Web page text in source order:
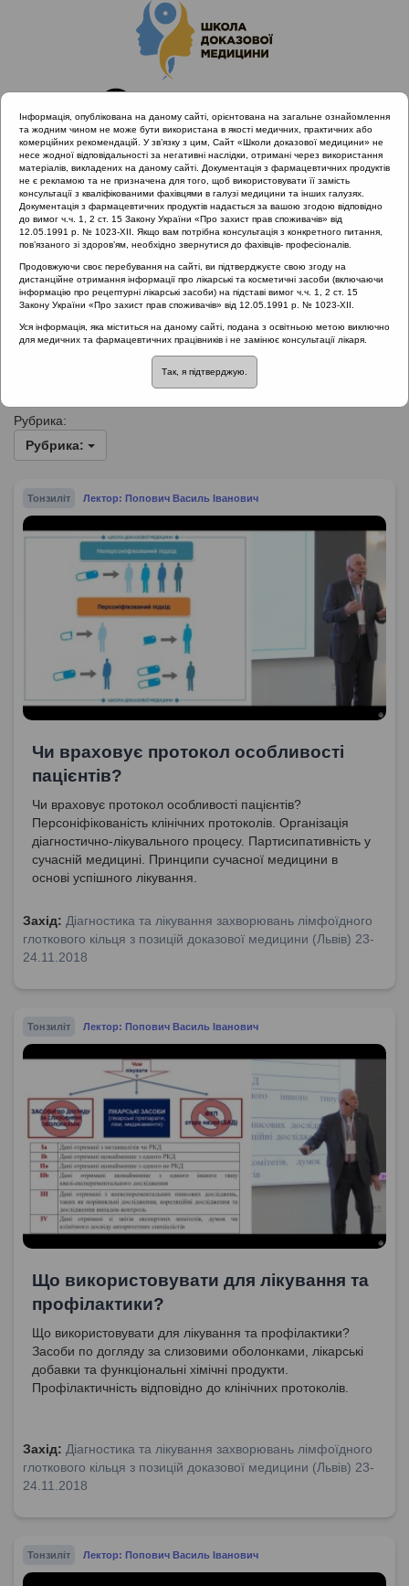
Головна
Проведені заходи
Діагностика та лікування захворювань лімфоїдного
глоткового кільця з позицій доказової медицини (Львів) 23-
Діагностика та лікування
захворювань лімфоїдного глоткового
кільця з позицій доказової медицини
(Львів) 23-24.11.2018
Рубрика:
Рубрика:
Тонзиліт Лектор: Попович Василь Іванович
Чи враховує протокол особливості
пацієнтів?
Чи враховує протокол особливості пацієнтів?
Персоніфікованість клінічних протоколів. Організація
діагностично-лікувального процесу. Партисипативність у
сучасній медицині. Принципи сучасної медицини в
основі успішного лікування.
Захід: Діагностика та лікування захворювань лімфоїдного
глоткового кільця з позицій доказової медицини (Львів) 23-
24.11.2018
Тонзиліт Лектор: Попович Василь Іванович
Що використовувати для лікування та
профілактики?
Що використовувати для лікування та профілактики?
Засоби по догляду за слизовими оболонками, лікарські
добавки та функціональні хімічні продукти.
Профілактичність відповідно до клінічних протоколів.
Захід: Діагностика та лікування захворювань лімфоїдного
глоткового кільця з позицій доказової медицини (Львів) 23-
24.11.2018
Тонзиліт Лектор: Попович Василь Іванович
Інформація, опублікована на даному сайті, орієнтована на загальне ознайомлення
та жодним чином не може бути використана в якості медичних, практичних або
комерційних рекомендацій. У зв’язку з цим, Сайт «Школи доказової медицини» не
несе жодної відповідальності за негативні наслідки, отримані через використання
матеріалів, викладених на даному сайті. Документація з фармацевтичних продуктів
не є рекламою та не призначена для того, щоб використовувати її замість
консультації з кваліфікованими фахівцями в галузі медицини та інших галузях.
Документація з фармацевтичних продуктів надається за вашою згодою відповідно
до вимог ч.ч. 1, 2 ст. 15 Закону України «Про захист прав споживачів» від
12.05.1991 р. № 1023-XII. Якщо вам потрібна консультація з конкретного питання,
пов’язаного зі здоров’ям, необхідно звернутися до фахівців- професіоналів.
Продовжуючи своє перебування на сайті, ви підтверджуєте свою згоду на
дистанційне отримання інформації про лікарські та косметичні засоби (включаючи
інформацію про рецептурні лікарські засоби) на підставі вимог ч.ч. 1, 2 ст. 15
Закону України «Про захист прав споживачів» від 12.05.1991 р. № 1023-XII.
Уся інформація, яка міститься на даному сайті, подана з освітньою метою виключно
для медичних та фармацевтичних працівників і не замінює консультації лікаря.
Так, я підтверджую.